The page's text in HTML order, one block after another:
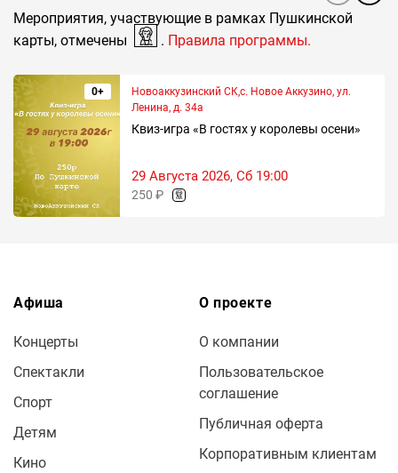
Мероприятия, участвующие в рамках Пушкинской
карты, отмечены
. Правила программы.
0+
Новоаккузинский СК,с. Новое Аккузино, ул.
Ленина, д. 34а
Квиз-игра «В гостях у королевы осени»
29 Августа 2026, Сб 19:00
250 ₽
Афиша
Концерты
Спектакли
Спорт
Детям
Кино
О проекте
О компании
Пользовательское
соглашение
Публичная оферта
Корпоративным клиентам